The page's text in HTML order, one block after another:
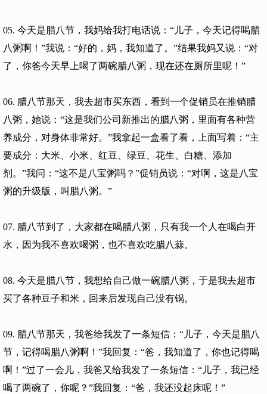
05. 今天是腊八节，我妈给我打电话说：“儿子，今天记得喝腊
八粥啊！”我说：“好的，妈，我知道了。”结果我妈又说：“对
了，你爸今天早上喝了两碗腊八粥，现在还在厕所里呢！”
06. 腊八节那天，我去超市买东西，看到一个促销员在推销腊
八粥，她说：“这是我们公司新推出的腊八粥，里面有各种营
养成分，对身体非常好。”我拿起一盒看了看，上面写着：“主
要成分：大米、小米、红豆、绿豆、花生、白糖、添加
剂。”我问：“这不是八宝粥吗？”促销员说：“对啊，这是八宝
粥的升级版，叫腊八粥。”
07. 腊八节到了，大家都在喝腊八粥，只有我一个人在喝白开
水，因为我不喜欢喝粥，也不喜欢吃腊八蒜。
08. 今天是腊八节，我想给自己做一碗腊八粥，于是我去超市
买了各种豆子和米，回来后发现自己没有锅。
09. 腊八节那天，我爸给我发了一条短信：“儿子，今天是腊八
节，记得喝腊八粥啊！”我回复：“爸，我知道了，你也记得喝
啊！”过了一会儿，我爸又给我发了一条短信：“儿子，我已经
喝了两碗了，你呢？”我回复：“爸，我还没起床呢！”